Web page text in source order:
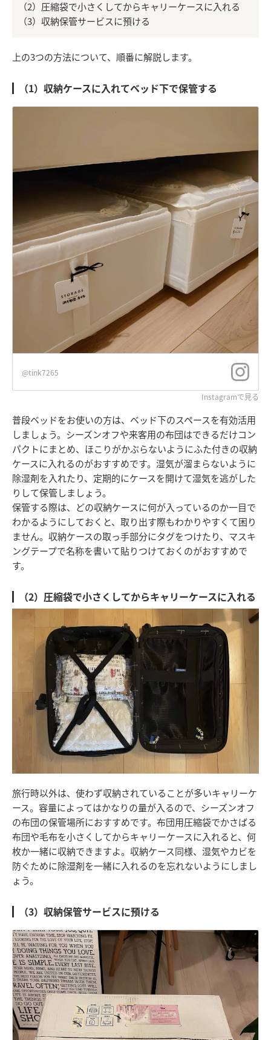
（2）圧縮袋で小さくしてからキャリーケースに入れる
（3）収納保管サービスに預ける
上の3つの方法について、順番に解説します。
（1）収納ケースに入れてベッド下で保管する
@tink7265
Instagramで見る
普段ベッドをお使いの方は、ベッド下のスペースを有効活用
しましょう。シーズンオフや来客用の布団はできるだけコン
パクトにまとめ、ほこりがかぶらないようにふた付きの収納
ケースに入れるのがおすすめです。湿気が溜まらないように
除湿剤を入れたり、定期的にケースを開けて湿気を逃がした
りして保管しましょう。
保管する際は、どの収納ケースに何が入っているのか一目で
わかるようにしておくと、取り出す際もわかりやすくて困り
ません。収納ケースの取っ手部分にタグをつけたり、マスキ
ングテープで名称を書いて貼りつけておくのがおすすめで
す。
（2）圧縮袋で小さくしてからキャリーケースに入れる
旅行時以外は、使わず収納されていることが多いキャリーケ
ース。容量によってはかなりの量が入るので、シーズンオフ
の布団の保管場所におすすめです。布団用圧縮袋でかさばる
布団や毛布を小さくしてからキャリーケースに入れると、何
枚か一緒に収納できますよ。収納ケース同様、湿気やカビを
防ぐために除湿剤を一緒に入れるのを忘れないようにしまし
ょう。
（3）収納保管サービスに預ける